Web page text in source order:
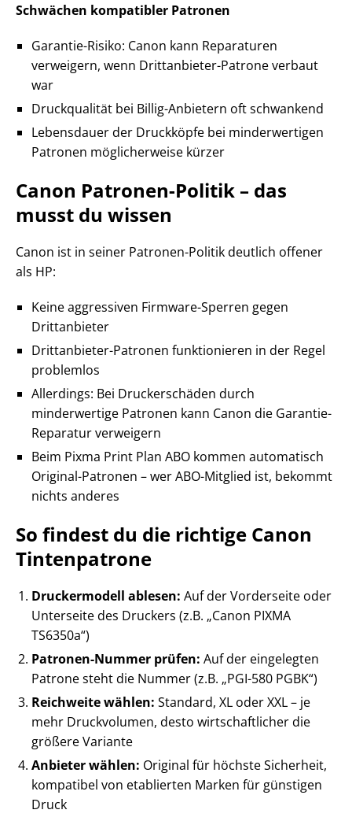
Schwächen kompatibler Patronen
Garantie-Risiko: Canon kann Reparaturen
verweigern, wenn Drittanbieter-Patrone verbaut
war
Druckqualität bei Billig-Anbietern oft schwankend
Lebensdauer der Druckköpfe bei minderwertigen
Patronen möglicherweise kürzer
Canon Patronen-Politik – das
musst du wissen
Canon ist in seiner Patronen-Politik deutlich offener
als HP:
Keine aggressiven Firmware-Sperren gegen
Drittanbieter
Drittanbieter-Patronen funktionieren in der Regel
problemlos
Allerdings: Bei Druckerschäden durch
minderwertige Patronen kann Canon die Garantie-
Reparatur verweigern
Beim Pixma Print Plan ABO kommen automatisch
Original-Patronen – wer ABO-Mitglied ist, bekommt
nichts anderes
So findest du die richtige Canon
Tintenpatrone
Druckermodell ablesen: Auf der Vorderseite oder
Unterseite des Druckers (z.B. „Canon PIXMA
TS6350a“)
Patronen-Nummer prüfen: Auf der eingelegten
Patrone steht die Nummer (z.B. „PGI-580 PGBK“)
Reichweite wählen: Standard, XL oder XXL – je
mehr Druckvolumen, desto wirtschaftlicher die
größere Variante
Anbieter wählen: Original für höchste Sicherheit,
kompatibel von etablierten Marken für günstigen
Druck